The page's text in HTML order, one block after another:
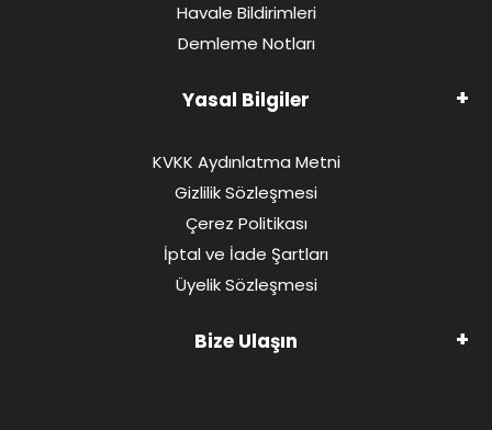
Havale Bildirimleri
Demleme Notları
Yasal Bilgiler
KVKK Aydınlatma Metni
Gizlilik Sözleşmesi
Çerez Politikası
İptal ve İade Şartları
Üyelik Sözleşmesi
Bize Ulaşın